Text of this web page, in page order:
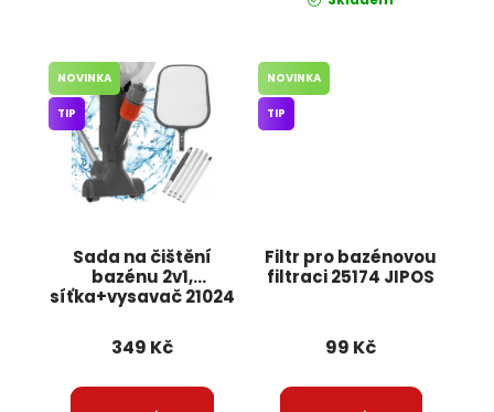
Sada na čištění
bazénu 2v1,
síťka+vysavač 21024
NOVINKA
TIP
349 Kč
Filtr pro bazénovou
filtraci 25174 JIPOS
NOVINKA
TIP
99 Kč